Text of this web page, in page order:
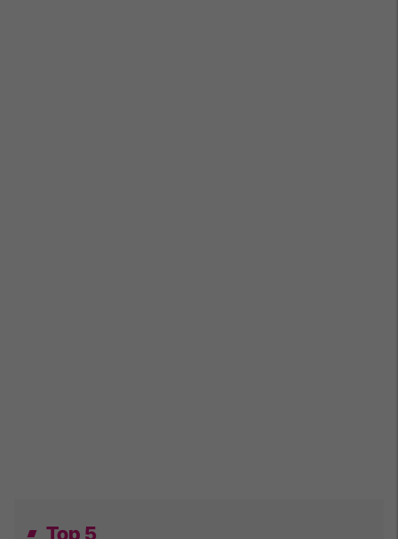
Top 5